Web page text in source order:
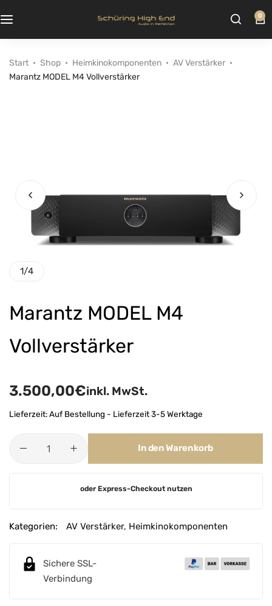
0
Start Shop Heimkinokomponenten
AV Verstärker
Marantz MODEL M4 Vollverstärker
1/4
Marantz MODEL M4
Vollverstärker
3.500,00€inkl. MwSt.
Lieferzeit:Auf Bestellung - Lieferzeit 3-5 Werktage
In den Warenkorb
e
oder Express-Checkout nutzen
Kategorien: AV Verstärker, Heimkinokomponenten
Sichere SSL-
Verbindung